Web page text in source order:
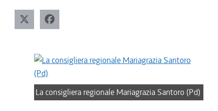
La consigliera regionale Mariagrazia Santoro (Pd)